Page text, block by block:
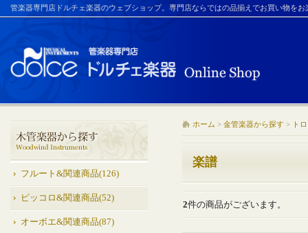
管楽器専門店ドルチェ楽器のウェブショップ。専門店ならではの品揃えでお買い物を
フルート&関連商品(126)
ピッコロ&関連商品(52)
オーボエ&関連商品(87)
ホーム > 金管楽器から探す > ト
楽譜
2件の商品がございます。